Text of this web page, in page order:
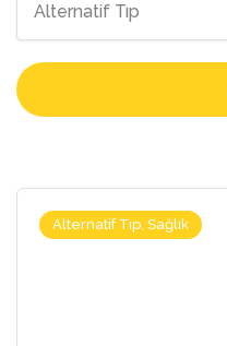
Alternatif Tıp
Alternatif Tıp, Sağlık